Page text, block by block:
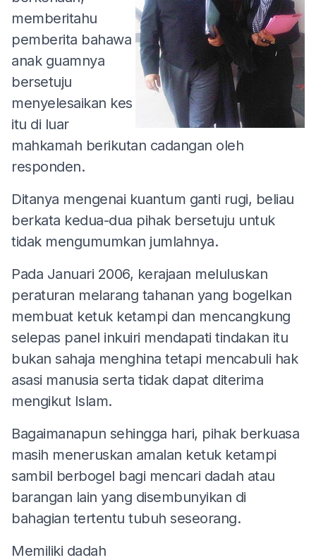
memberitahu
pemberita bahawa
anak guamnya
bersetuju
menyelesaikan kes
itu di luar
mahkamah berikutan cadangan oleh
responden.
Ditanya mengenai kuantum ganti rugi, beliau
berkata kedua-dua pihak bersetuju untuk
tidak mengumumkan jumlahnya.
Pada Januari 2006, kerajaan meluluskan
peraturan melarang tahanan yang bogelkan
membuat ketuk ketampi dan mencangkung
selepas panel inkuiri mendapati tindakan itu
bukan sahaja menghina tetapi mencabuli hak
asasi manusia serta tidak dapat diterima
mengikut Islam.
Bagaimanapun sehingga hari, pihak berkuasa
masih meneruskan amalan ketuk ketampi
sambil berbogel bagi mencari dadah atau
barangan lain yang disembunyikan di
bahagian tertentu tubuh seseorang.
Memiliki dadah